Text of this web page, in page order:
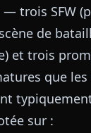
trois SFW
de
et trois
que
sur :